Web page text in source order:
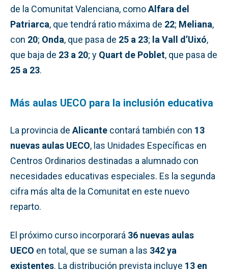
de la Comunitat Valenciana, comoAlfara del
Patriarca, que tendrá ratio máxima de 22; Meliana,
con 20; Onda, que pasa de 25 a 23; la Vall d’Uixó,
que baja de 23 a 20; y Quart de Poblet, que pasa de
25 a 23.
Más aulas UECO para la inclusión educativa
La provincia de Alicante contará también con 13
nuevas aulas UECO, las Unidades Específicas en
Centros Ordinarios destinadas a alumnado con
necesidades educativas especiales. Es la segunda
cifra más alta de la Comunitat en este nuevo
reparto.
El próximo curso incorporará 36 nuevas aulas
UECO en total, que se suman a las 342 ya
existentes. La distribución prevista incluye 13 en